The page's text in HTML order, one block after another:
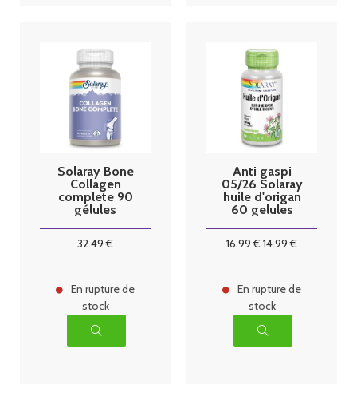
Solaray Bone
Collagen
complete 90
gélules
32.49 €
En rupture de
stock
Anti gaspi
05/26 Solaray
huile d'origan
60 gelules
16.99€14.99 €
En rupture de
stock